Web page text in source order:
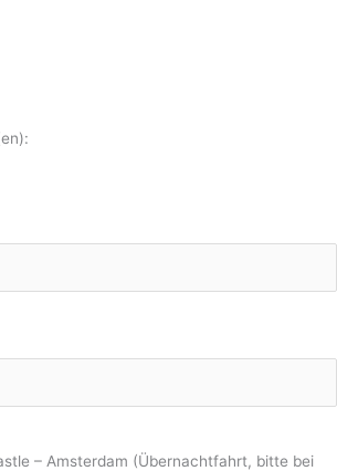
– Amsterdam (Übernachtfahrt, bitte bei